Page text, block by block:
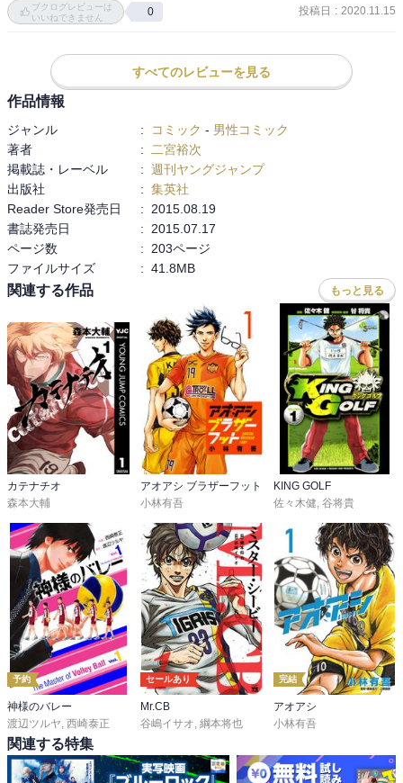
をする変わり者。中学まで野球部がない地区にいたためずっと1人だ
ンを打たれる。そこからブンゴはユキオを倒すことを目標として練
習していく。中学に上がりユキオに再会するがユキオはシニアチー
ムに入っているため同じチームで野球を出来ないと知ると初心者に
も関わらず強豪のシニアチームに入ると宣言するブンゴ。シニアチ
ームで努力と天性の才能でレギュラー入り。ユキオを含む最強選手
たちに認められ戦っていくのが面白い。ユキオと2人で同じ高校に入
り甲子園を目指すことを目標にしている。2人とももっと自分が頑張
らなければ相手に釣り合わないと思ってるところが熱い。面白い。
まだ中学生、ヤバすぎ
ブクログレビューは
いいねできません
0 投稿日 : 2020.11.15
すべてのレビューを見る
作品情報
ジャンル : コミック - 男性コミック
著者
:
二宮裕次
掲載誌・レーベル
: 週刊ヤングジャンプ
出版社
: 集英社
Reader Store発売日
:
2015.08.19
書誌発売日
:
2015.07.17
ページ数
:
203ページ
ファイルサイズ
: 41.8MB
関連する作品 もっと見る
カテナチオ
森本大輔
アオアシ ブラザーフット
小林有吾
KING GOLF
佐々木健, 谷将貴
予約
神様のバレー
渡辺ツルヤ 西崎泰正
セールあり
Mr.CB
谷嶋イサオ 綱本将也
完結
アオアシ
小林有吾
関連する特集